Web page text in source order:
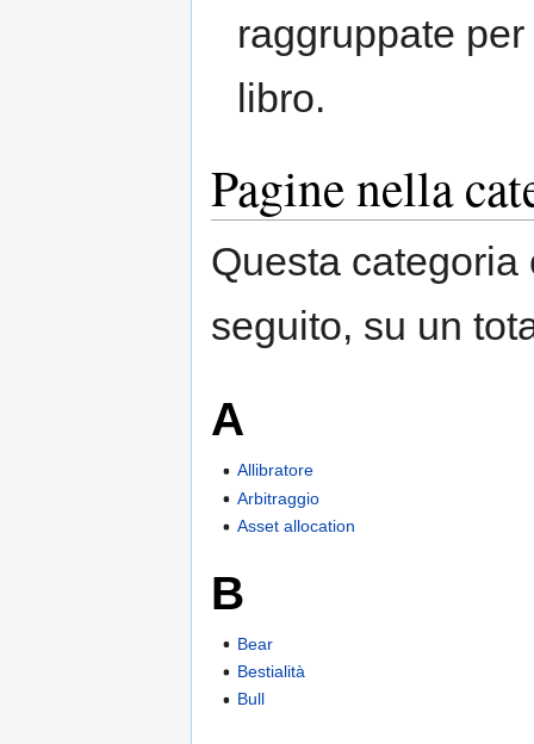
raggruppate
libro.
Pagine nella
Questa
seguito, su un
A
Allibratore
Arbitraggio
Asset allocation
B
Bear
Bestialità
Bull